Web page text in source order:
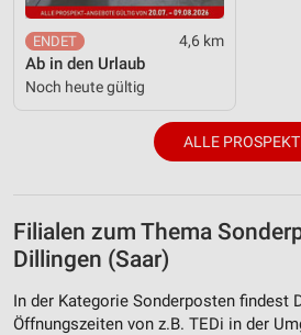
4,6 km
Ab in den Urlaub
Noch heute gültig
ALLE
Filialen zum Thema
Dillingen (Saar)
In der Kategorie Sonderposten findest
Öffnungszeiten von z.B. TEDi in der